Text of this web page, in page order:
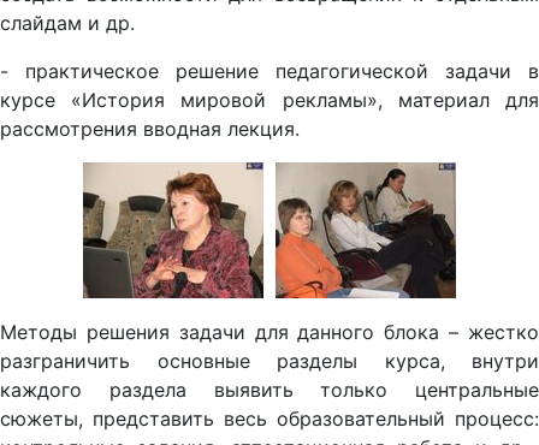
слайдам и др.
- практическое решение педагогической задачи в
курсе «История мировой рекламы», материал для
рассмотрения вводная лекция.
Методы решения задачи для данного блока – жестко
разграничить основные разделы курса, внутри
каждого раздела выявить только центральные
сюжеты, представить весь образовательный процесс: